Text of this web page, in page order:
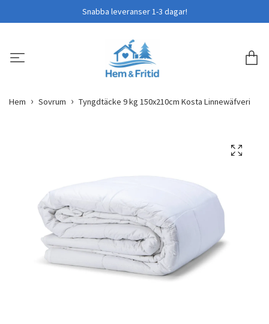
Snabba leveranser 1-3 dagar!
Hem Sovrum Tyngdtäcke 9 kg 150x210cm Kosta Linnewäfveri